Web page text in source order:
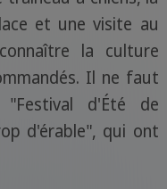
et une visite au
la culture
Il ne faut
d'Été de
d'érable", qui ont